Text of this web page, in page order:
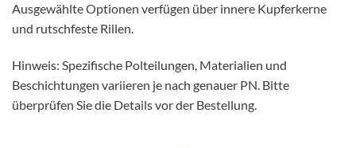
Ausgewählte Optionen verfügen über innere Kupferkerne
und rutschfeste Rillen.
Hinweis: Spezifische Polteilungen, Materialien und
Beschichtungen variieren je nach genauer PN. Bitte
überprüfen Sie die Details vor der Bestellung.